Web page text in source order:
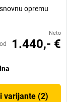
opremu
Neto
od 1.440,- €
varijante (2)